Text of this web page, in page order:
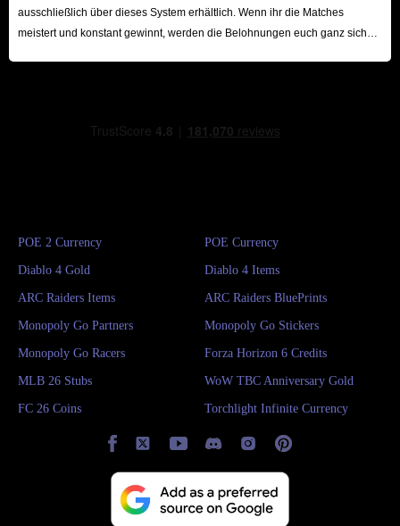
ausschließlich über dieses System erhältlich. Wenn ihr die Matches
meistert und konstant gewinnt, werden die Belohnungen euch ganz sicher
POE 2 Currency POE Currency
Diablo 4 Gold Diablo 4 Items
ARC Raiders Items ARC Raiders BluePrints
Monopoly Go Partners Monopoly Go Stickers
Monopoly Go Racers Forza Horizon 6 Credits
MLB 26 Stubs WoW TBC Anniversary Gold
FC 26 Coins Torchlight Infinite Currency